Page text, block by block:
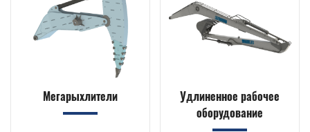
Мегарыхлители
Удлиненное рабочее
оборудование